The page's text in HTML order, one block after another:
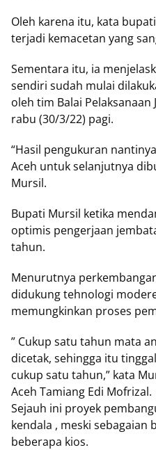
Oleh karena itu, kata
terjadi kemacetan yang
Sementara itu, ia
sendiri sudah mulai
oleh tim Balai Pelaksanaan
rabu (30/3/22) pagi.
“Hasil pengukuran
Aceh untuk selanjutnya
Mursil.
Bupati Mursil ketika
optimis pengerjaan
tahun.
Menurutnya
didukung tehnologi
memungkinkan proses
” Cukup satu tahun mata
dicetak, sehingga itu
cukup satu tahun,” kata
Aceh Tamiang Edi Mofrizal.
Sejauh ini proyek
kendala , meski
beberapa kios.